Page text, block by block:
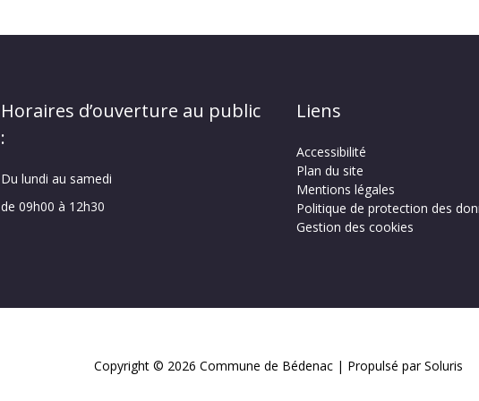
Horaires d’ouverture au public
:
Du lundi au samedi
de 09h00 à 12h30
Liens
Accessibilité
Plan du site
Mentions légales
Politique de protection des
Gestion des cookies
Copyright © 2026 Commune de Bédenac | Propulsé par Soluris